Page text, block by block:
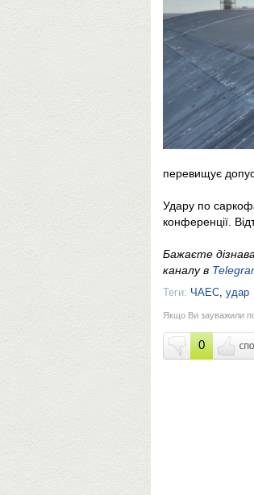
перевищує
Удару по
конференції.
Бажаєте
каналу в
Теги: ЧАЕС, удар
Якщо Ви зауважили
0